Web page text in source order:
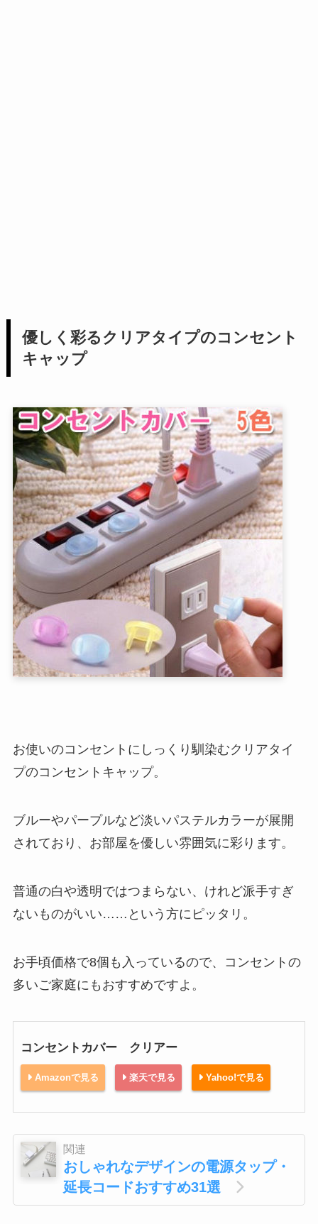
優しく彩るクリアタイプのコンセント
キャップ
お使いのコンセントにしっくり馴染むクリアタイ
プのコンセントキャップ。
ブルーやパープルなど淡いパステルカラーが展開
されており、お部屋を優しい雰囲気に彩ります。
普通の白や透明ではつまらない、けれど派手すぎ
ないものがいい……という方にピッタリ。
お手頃価格で8個も入っているので、コンセントの
多いご家庭にもおすすめですよ。
コンセントカバー クリアー
Amazonで見る 楽天で見る Yahoo!で見る
関連
おしゃれなデザインの電源タップ・
延長コードおすすめ31選